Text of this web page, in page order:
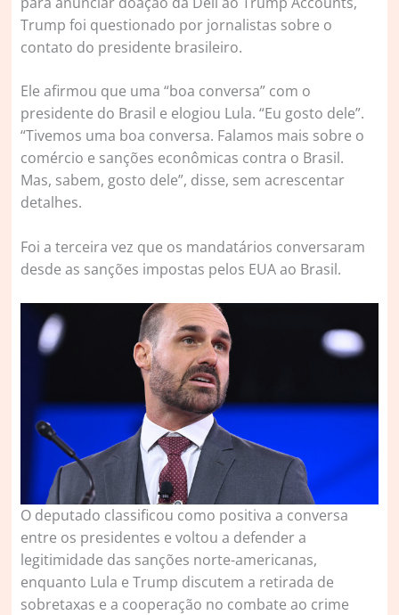
Trump foi questionado por jornalistas sobre o
contato do presidente brasileiro.
Ele afirmou que uma “boa conversa” com o
presidente do Brasil e elogiou Lula. “Eu gosto dele”.
“Tivemos uma boa conversa. Falamos mais sobre o
comércio e sanções econômicas contra o Brasil.
Mas, sabem, gosto dele”, disse, sem acrescentar
detalhes.
Foi a terceira vez que os mandatários conversaram
desde as sanções impostas pelos EUA ao Brasil.
O deputado classificou como positiva a conversa
entre os presidentes e voltou a defender a
legitimidade das sanções norte-americanas,
enquanto Lula e Trump discutem a retirada de
sobretaxas e a cooperação no combate ao crime